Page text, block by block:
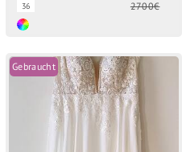
36
2700€
Gebraucht